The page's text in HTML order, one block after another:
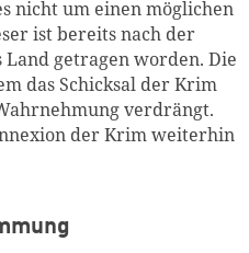
nicht um einen möglichen
ist bereits nach der
getragen worden. Die
das Schicksal der Krim
verdrängt.
der Krim weiterhin